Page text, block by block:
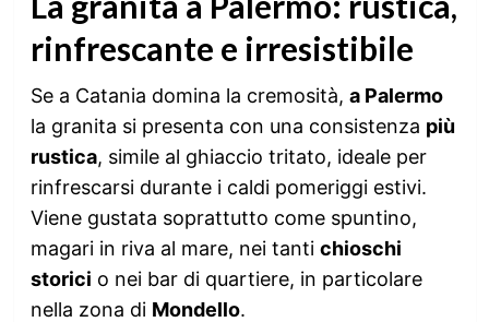
rinfrescante e irresistibile
Se a Catania domina la cremosità, a Palermo
la granita si presenta con una consistenza più
rustica, simile al ghiaccio tritato, ideale per
rinfrescarsi durante i caldi pomeriggi estivi.
Viene gustata soprattutto come spuntino,
magari in riva al mare, nei tanti chioschi
storici o nei bar di quartiere, in particolare
nella zona di Mondello.